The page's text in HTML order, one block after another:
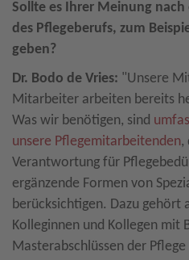
Sollte es Ihrer Meinung
des Pflegeberufs, zum
geben?
Dr. Bodo de Vries: "Unsere
Mitarbeiter arbeiten bereits
Was wir benötigen, sind
unsere Pflegemitarbeitenden,
Verantwortung für
ergänzende Formen von
berücksichtigen. Dazu gehört
Kolleginnen und Kollegen mit
Masterabschlüssen der